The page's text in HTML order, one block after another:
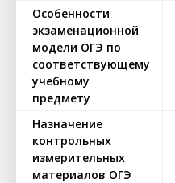
Особенности
экзаменационной
модели ОГЭ по
соответствующему
учебному
предмету
Назначение
контрольных
измерительных
материалов ОГЭ